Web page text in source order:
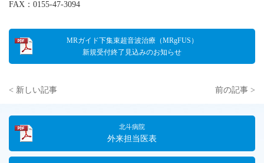
FAX：0155-47-3094
MRガイド下集束超音波治療（MRgFUS）
新規受付終了見込みのお知らせ
< 新しい記事 前の記事 >
北斗病院
外来担当医表